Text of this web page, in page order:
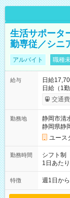
生活サポータ
勤専従／シニ
アルバイト 職種
給与
日給
日給（1
可・昇給可 【試用期間】試用期間あり 試用期間の長
雇用形態
交通
勤務地
静岡市清
静岡県静
ユース
勤務時間
シフト制
1日あた
制（週平
特徴 週1日か